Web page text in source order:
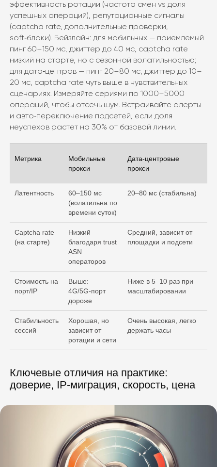
эффективность ротации (частота смен vs доля
успешных операций), репутационные сигналы
(captcha rate, дополнительные проверки,
soft‑блоки). Бейзлайн: для мобильных — приемлемый
пинг 60–150 мс, джиттер до 40 мс, captcha rate
низкий на старте, но с сезонной волатильностью;
для дата‑центров — пинг 20–80 мс, джиттер до 10–
20 мс, captcha rate чуть выше в чувствительных
сценариях. Измеряйте сериями по 1000–5000
операций, чтобы отсечь шум. Встраивайте алерты
и авто‑переключение подсетей, если доля
неуспехов растет на 30% от базовой линии.
Метрика
Мобильные
прокси
Дата‑центровые
прокси
Латентность
60–150 мс
(волатильна по
времени суток)
20–80 мс (стабильна)
Captcha rate
(на старте)
Низкий
благодаря trust
ASN
операторов
Средний, зависит от
площадки и подсети
Стоимость на
порт/IP
Выше:
4G/5G‑порт
дороже
Ниже в 5–10 раз при
масштабировании
Стабильность
сессий
Хорошая, но
зависит от
ротации и сети
Очень высокая, легко
держать часы
Ключевые отличия на практике:
доверие, IP‑миграция, скорость, цена